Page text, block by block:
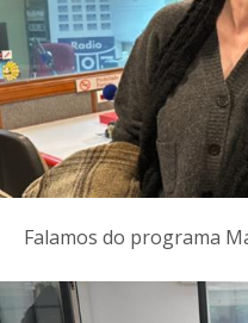
Falamos do programa